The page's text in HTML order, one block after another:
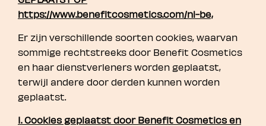
https://www.benefitcosmetics.com/nl-be,
Er zijn verschillende soorten cookies, waarvan
sommige rechtstreeks door Benefit Cosmetics
en haar dienstverleners worden geplaatst,
terwijl andere door derden kunnen worden
geplaatst.
I. Cookies geplaatst door Benefit Cosmetics en